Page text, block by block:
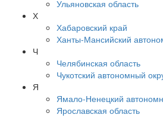
Ульяновская область
Х
Хабаровский край
Ханты-Мансийский
Ч
Челябинская область
Чукотский автономный
Я
Ямало-Ненецкий
Ярославская область